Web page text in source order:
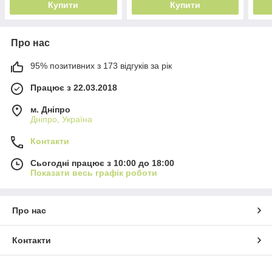
Купити Купити
Про нас
95% позитивних з 173 відгуків за рік
Працює з 22.03.2018
м. Дніпро
Дніпро, Україна
Контакти
Сьогодні працює з 10:00 до 18:00
Показати весь графік роботи
Про нас
Контакти